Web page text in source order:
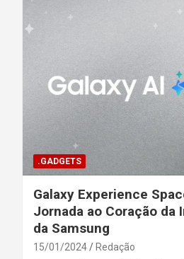
.GADGETS
Galaxy Experience
Jornada ao Coração da
da Samsung
15/01/2024 Redação